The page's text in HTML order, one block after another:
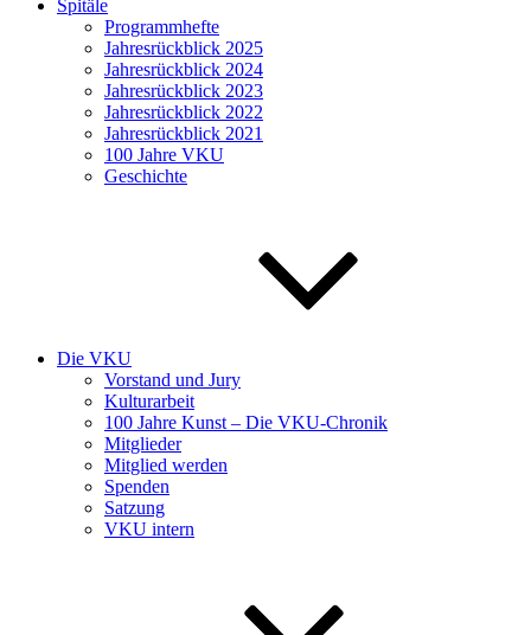
Spitäle
Programmhefte
Jahresrückblick 2025
Jahresrückblick 2024
Jahresrückblick 2023
Jahresrückblick 2022
Jahresrückblick 2021
100 Jahre VKU
Geschichte
Die VKU
Vorstand und Jury
Kulturarbeit
100 Jahre Kunst – Die VKU-Chronik
Mitglieder
Mitglied werden
Spenden
Satzung
VKU intern